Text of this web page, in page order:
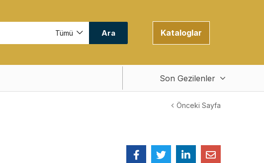
Tümü Ara Kataloglar
Son Gezilenler
Önceki Sayfa